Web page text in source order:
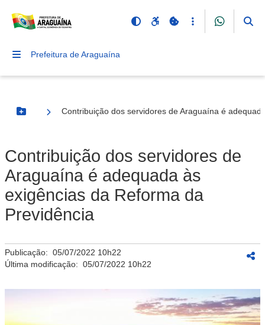
Prefeitura de Araguaína
Botão Menu
Contribuição dos servidores de Araguaína é
Contribuição dos servidores de
Araguaína é adequada às
exigências da Reforma da
Previdência
Publicação: 05/07/2022 10h22
Última modificação: 05/07/2022 10h22